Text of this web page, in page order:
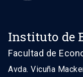
Instituto de
Facultad de
Avda. Vicuña